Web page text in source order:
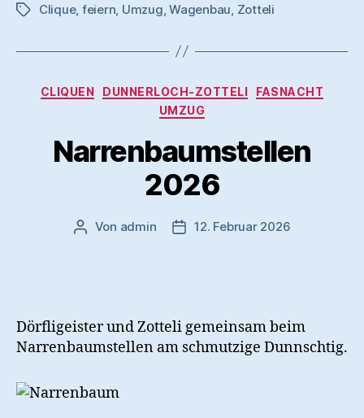
Schlagwörter
Clique, feiern Umzug ,Wagenbau Zotteli
Kategorien
CLIQUEN DUNNERLOCH-ZOTTELI
FASNACHT
UMZUG
Narrenbaumstellen
2026
Beitragsautor
Von admin Veröffentlichungsdatum
12. Februar 2026
Dörfligeister und Zotteli gemeinsam beim
Narrenbaumstellen am schmutzige Dunnschtig.